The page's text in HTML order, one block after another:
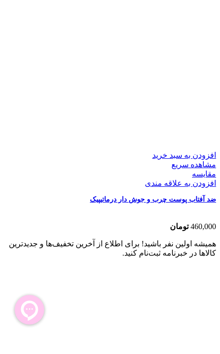
افزودن به سبد خرید
مشاهده سریع
مقایسه
افزودن به علاقه مندی
ضد آفتاب پوست چرب و جوش دار درماتیپیک
460,000 تومان
همیشه اولین نفر باشید! برای اطلاع از آخرین تخفیف‌ها و جدیدترین
کالاها در خبرنامه ثبت‌نام کنید.